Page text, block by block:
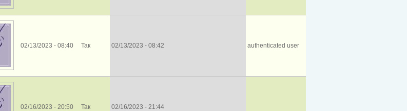
02/13/2023 - 08:40 Так 02/13/2023 - 08:42 authenticated user
02/16/2023 - 20:50 Так 02/16/2023 - 21:44